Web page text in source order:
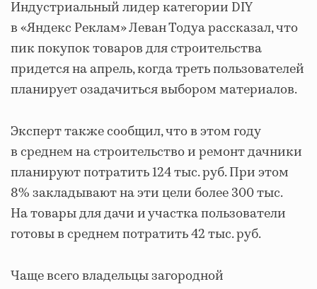
Индустриальный лидер категории DIY
в «Яндекс Реклам» Леван Тодуа рассказал, что
пик покупок товаров для строительства
придется на апрель, когда треть пользователей
планирует озадачиться выбором материалов.
Эксперт также сообщил, что в этом году
в среднем на строительство и ремонт дачники
планируют потратить 124 тыс. руб. При этом
8% закладывают на эти цели более 300 тыс.
На товары для дачи и участка пользователи
готовы в среднем потратить 42 тыс. руб.
Чаще всего владельцы загородной